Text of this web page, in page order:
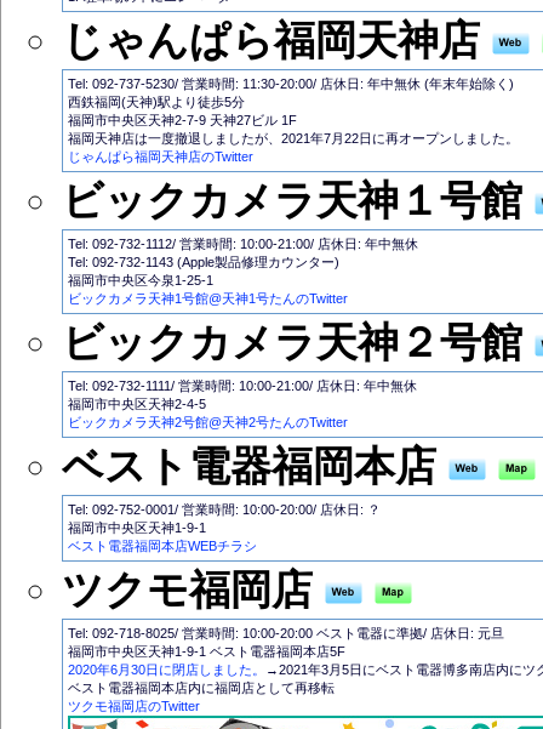
じゃんぱら福岡天神店
Tel: 092-737-5230/ 営業時間: 11:30-20:00/ 店休日: 年中無休 (年末年始除く)
西鉄福岡(天神)駅より徒歩5分
福岡市中央区天神2-7-9 天神27ビル 1F
福岡天神店は一度撤退しましたが、2021年7月22日に再オープンしました。
じゃんぱら福岡天神店のTwitter
ビックカメラ天神１号館
Tel: 092-732-1112/ 営業時間: 10:00-21:00/ 店休日: 年中無休
Tel: 092-732-1143 (Apple製品修理カウンター)
福岡市中央区今泉1-25-1
ビックカメラ天神1号館@天神1号たんのTwitter
ビックカメラ天神２号館
Tel: 092-732-1111/ 営業時間: 10:00-21:00/ 店休日: 年中無休
福岡市中央区天神2-4-5
ビックカメラ天神2号館@天神2号たんのTwitter
ベスト電器福岡本店
Tel: 092-752-0001/ 営業時間: 10:00-20:00/ 店休日: ？
福岡市中央区天神1-9-1
ベスト電器福岡本店WEBチラシ
ツクモ福岡店
Tel: 092-718-8025/ 営業時間: 10:00-20:00 ベスト電器に準拠/ 店休日: 元旦
福岡市中央区天神1-9-1 ベスト電器福岡本店5F
2020年6月30日に閉店しました。
→2021年3月5日にベスト電器博多南店内に
ベスト電器福岡本店内に福岡店として再移転
ツクモ福岡店のTwitter